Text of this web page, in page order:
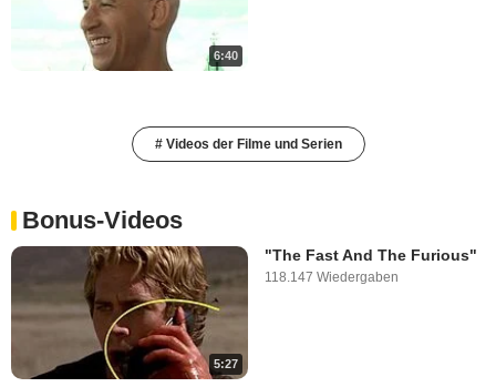
6:40
# Videos der Filme und Serien
Bonus-Videos
5:27
"The Fast And The Furious"
118.147 Wiedergaben